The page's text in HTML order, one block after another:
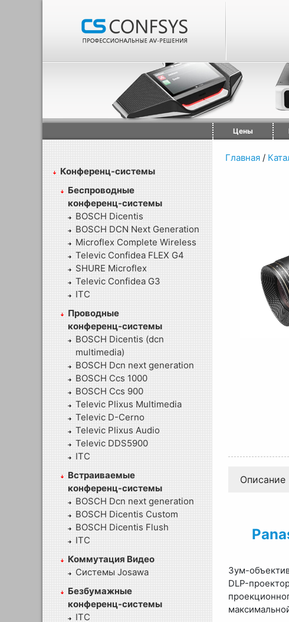
Цены
Конференц-системы
Беспроводные
конференц-системы
BOSCH Dicentis
BOSCH DCN Next Generation
Microflex Complete Wireless
Televic Confidea FLEX G4
SHURE Microflex
Televic Confidea G3
ITC
Проводные
конференц-системы
BOSCH Dicentis (dcn
multimedia)
BOSCH Dcn next generation
BOSCH Ccs 1000
BOSCH Ccs 900
Televic Plixus Multimedia
Televic D-Cerno
Televic Plixus Audio
Televic DDS5900
ITC
Встраиваемые
конференц-системы
BOSCH Dcn next generation
BOSCH Dicentis Custom
BOSCH Dicentis Flush
ITC
Коммутация Видео
Системы Josawa
Безбумажные
конференц-системы
ITC
Главная /
Описание
Зум-
DLP-